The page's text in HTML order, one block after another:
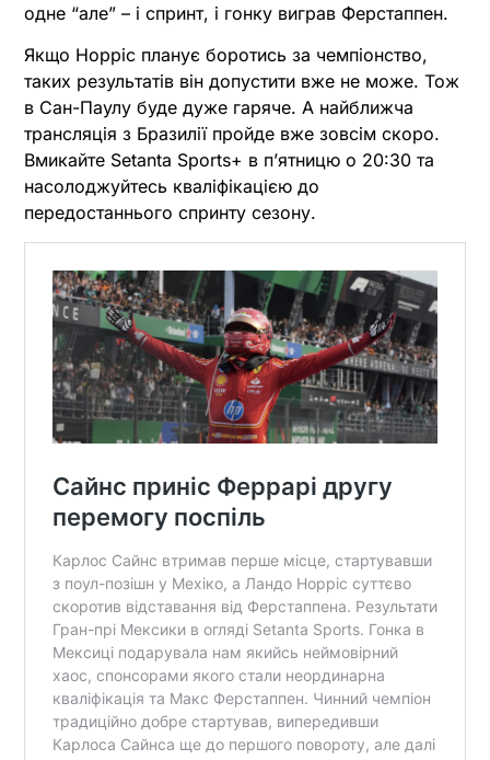
одне “але” – і спринт, і гонку виграв Ферстаппен.
Якщо Норріс планує боротись за чемпіонство,
таких результатів він допустити вже не може. Тож
в Сан-Паулу буде дуже гаряче. А найближча
трансляція з Бразилії пройде вже зовсім скоро.
Вмикайте Setanta Sports+ в пʼятницю о 20:30 та
насолоджуйтесь кваліфікацією до
передостаннього спринту сезону.